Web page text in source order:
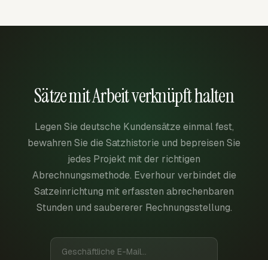
Sätze mit Arbeit verknüpft halten
Legen Sie deutsche Kundensätze einmal fest,
bewahren Sie die Satzhistorie und bepreisen Sie
jedes Projekt mit der richtigen
Abrechnungsmethode. Everhour verbindet die
Satzeinrichtung mit erfassten abrechenbaren
Stunden und saubererer Rechnungsstellung.